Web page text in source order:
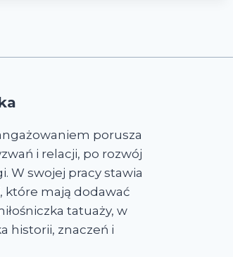
porusza
i relacji, po rozwój
W swojej pracy stawia
które mają dodawać
tatuaży, w
historii, znaczeń i